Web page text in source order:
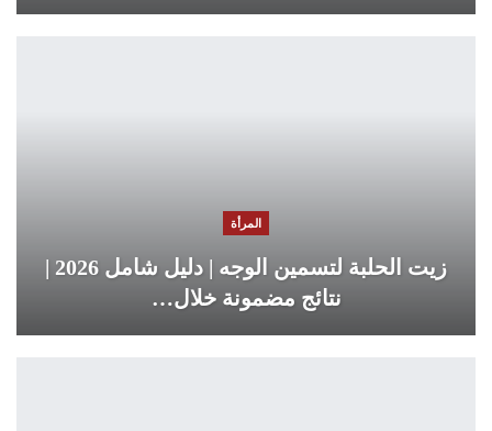
المرأة
زيت الحلبة لتسمين الوجه | دليل شامل 2026 |
نتائج مضمونة خلال…